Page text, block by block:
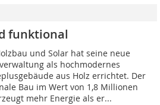
funktional
und Solar hat seine neue
als hochmodernes
aus Holz errichtet. Der
Bau im Wert von 1,8 Millionen
mehr Energie als er...